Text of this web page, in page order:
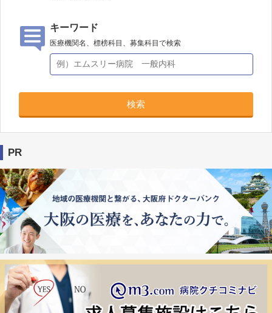
キーワード
医療機関名、標榜科目、募集科目で検索
検索
PR